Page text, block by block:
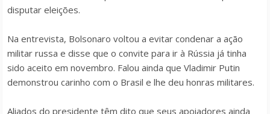
disputar eleições.
Na entrevista, Bolsonaro voltou a evitar condenar a ação
militar russa e disse que o convite para ir à Rússia já tinha
sido aceito em novembro. Falou ainda que Vladimir Putin
demonstrou carinho com o Brasil e lhe deu honras militares.
Aliados do presidente têm dito que seus apoiadores ainda